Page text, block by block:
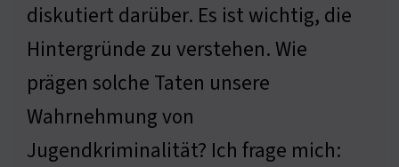
diskutiert darüber. Es ist wichtig, die
Hintergründe zu verstehen. Wie
prägen solche Taten unsere
Wahrnehmung von
Jugendkriminalität? Ich frage mich: